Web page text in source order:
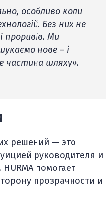
особливо коли
Без них не
проривів. Ми
нове – і
частина шляху».
решений — это
руководителя и
помогает
прозрачности и